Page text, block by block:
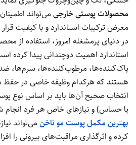
محصولات پوستی خارجی می‌تواند
معرض ترکیبات استاندارد و با کیفیت
در دنیای پرمشغله امروز، استفاده از
استاندارد اهمیت دوچندانی پیدا
پاک‌کننده‌ها، مرطوب‌کننده‌ها، سرم‌ها،
هستند که هرکدام وظیفه خاصی در حفظ
انتخاب صحیح آن‌ها باید بر اساس
یا حساس) و نیازهای خاص هر فرد
بهترین مکمل پوست مو ناخن می‌تواند
کرده و اثرگذاری مراقبت‌های بیرونی را